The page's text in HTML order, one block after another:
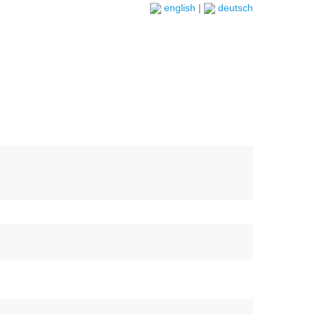
english | deutsch